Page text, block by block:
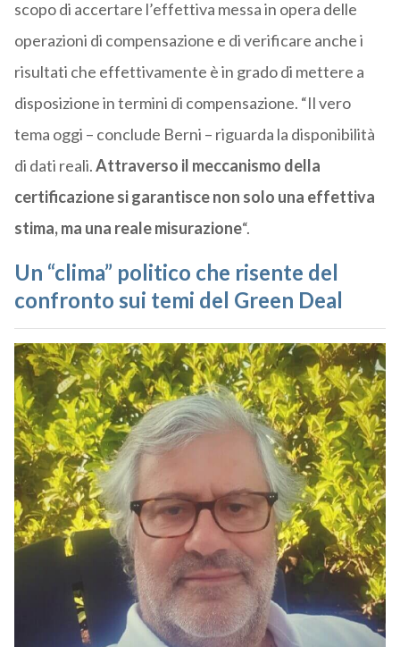
scopo di accertare l’effettiva messa in opera delle
operazioni di compensazione e di verificare anche i
risultati che effettivamente è in grado di mettere a
disposizione in termini di compensazione. “Il vero
tema oggi – conclude Berni – riguarda la disponibilità
di dati reali.Attraverso il meccanismo della
certificazione si garantisce non solo una effettiva
stima, ma una reale misurazione“.
Un “clima” politico che risente del
confronto sui temi del Green Deal